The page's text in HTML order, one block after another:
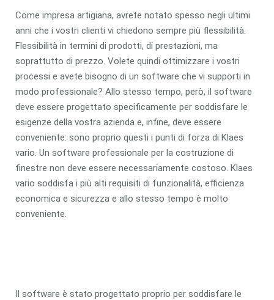
Come impresa artigiana, avrete notato spesso negli ultimi
anni che i vostri clienti vi chiedono sempre più flessibilità.
Flessibilità in termini di prodotti, di prestazioni, ma
soprattutto di prezzo. Volete quindi ottimizzare i vostri
processi e avete bisogno di un software che vi supporti in
modo professionale? Allo stesso tempo, però, il software
deve essere progettato specificamente per soddisfare le
esigenze della vostra azienda e, infine, deve essere
conveniente: sono proprio questi i punti di forza di Klaes
vario. Un software professionale per la costruzione di
finestre non deve essere necessariamente costoso. Klaes
vario soddisfa i più alti requisiti di funzionalità, efficienza
economica e sicurezza e allo stesso tempo è molto
conveniente.
Il software è stato progettato proprio per soddisfare le